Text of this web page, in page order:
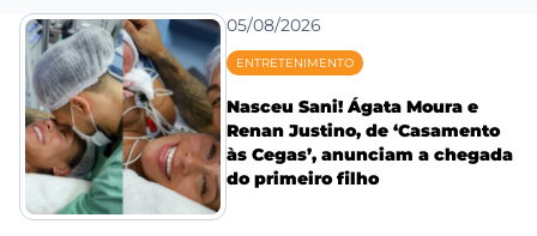
05/08/2026
ENTRETENIMENTO
Nasceu Sani! Ágata Moura e
Renan Justino, de ‘Casamento
às Cegas’, anunciam a chegada
do primeiro filho